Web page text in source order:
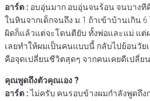
อาร์ต : อบอุ่นมาก อบอุ่นจนร้อน จนบางที
ในหินจากเด็กจนถึง ม.1 ถ้าเข้าบ้านเกิน
ผิดก็แล้วแต่จะโดนตียับ ทั้งพ่อและแม่ แต่
เลยทำให้ผมเป็นคนแบบนี้ กลับไปย้อนวั
คือจุดเปลี่ยนชีวิตสุดๆ จากคนเคยดีเปลี่ย
คุณพูดถึงตัวคุณเอง ?
อาร์ต :ไม่ครับ คนรอบข้างผมกำลังพูดถึ